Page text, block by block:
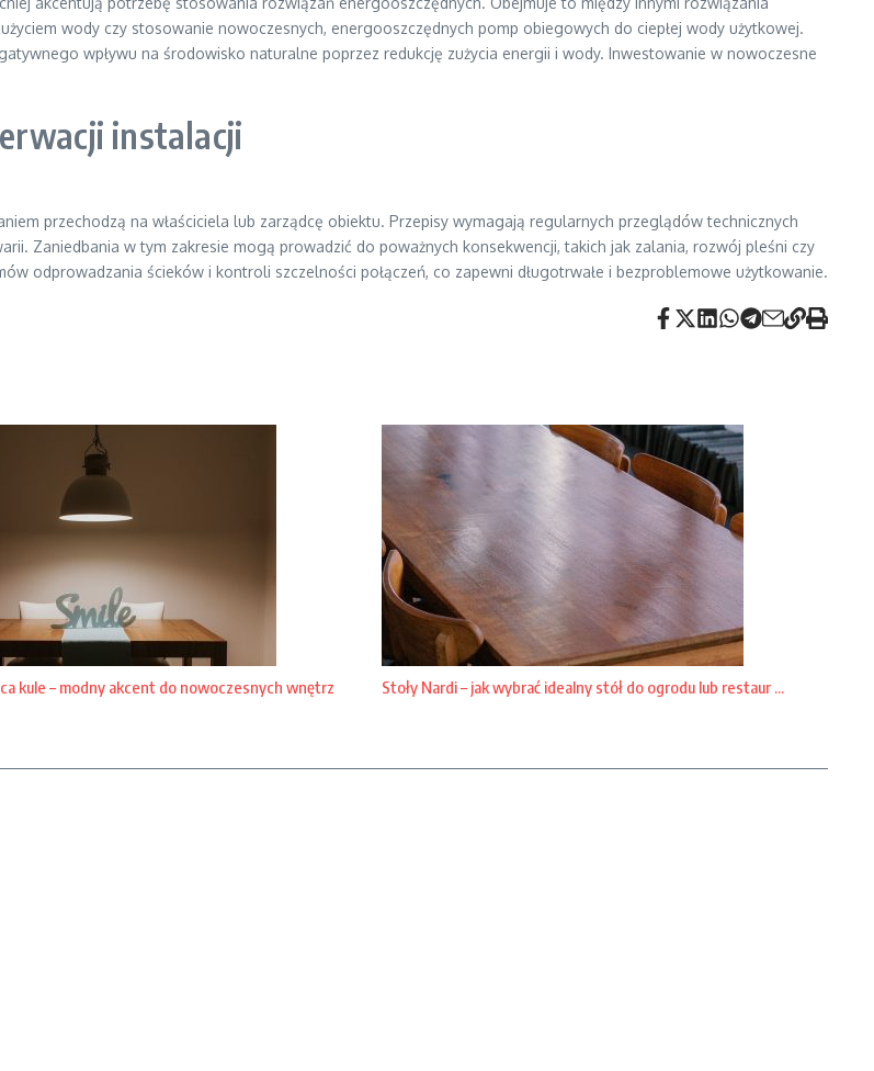
wody czy stosowanie nowoczesnych, energooszczędnych pomp obiegowych do ciepłej wody użytkowej.
wpływu na środowisko naturalne poprzez redukcję zużycia energii i wody. Inwestowanie w nowoczesne
instalacji
przechodzą na właściciela lub zarządcę obiektu. Przepisy wymagają regularnych przeglądów technicznych
Zaniedbania w tym zakresie mogą prowadzić do poważnych konsekwencji, takich jak zalania, rozwój pleśni czy
odprowadzania ścieków i kontroli szczelności połączeń, co zapewni długotrwałe i bezproblemowe użytkowanie.
kule – modny akcent do nowoczesnych wnętrz Stoły Nardi – jak wybrać idealny stół do ogrodu lub restaur ...